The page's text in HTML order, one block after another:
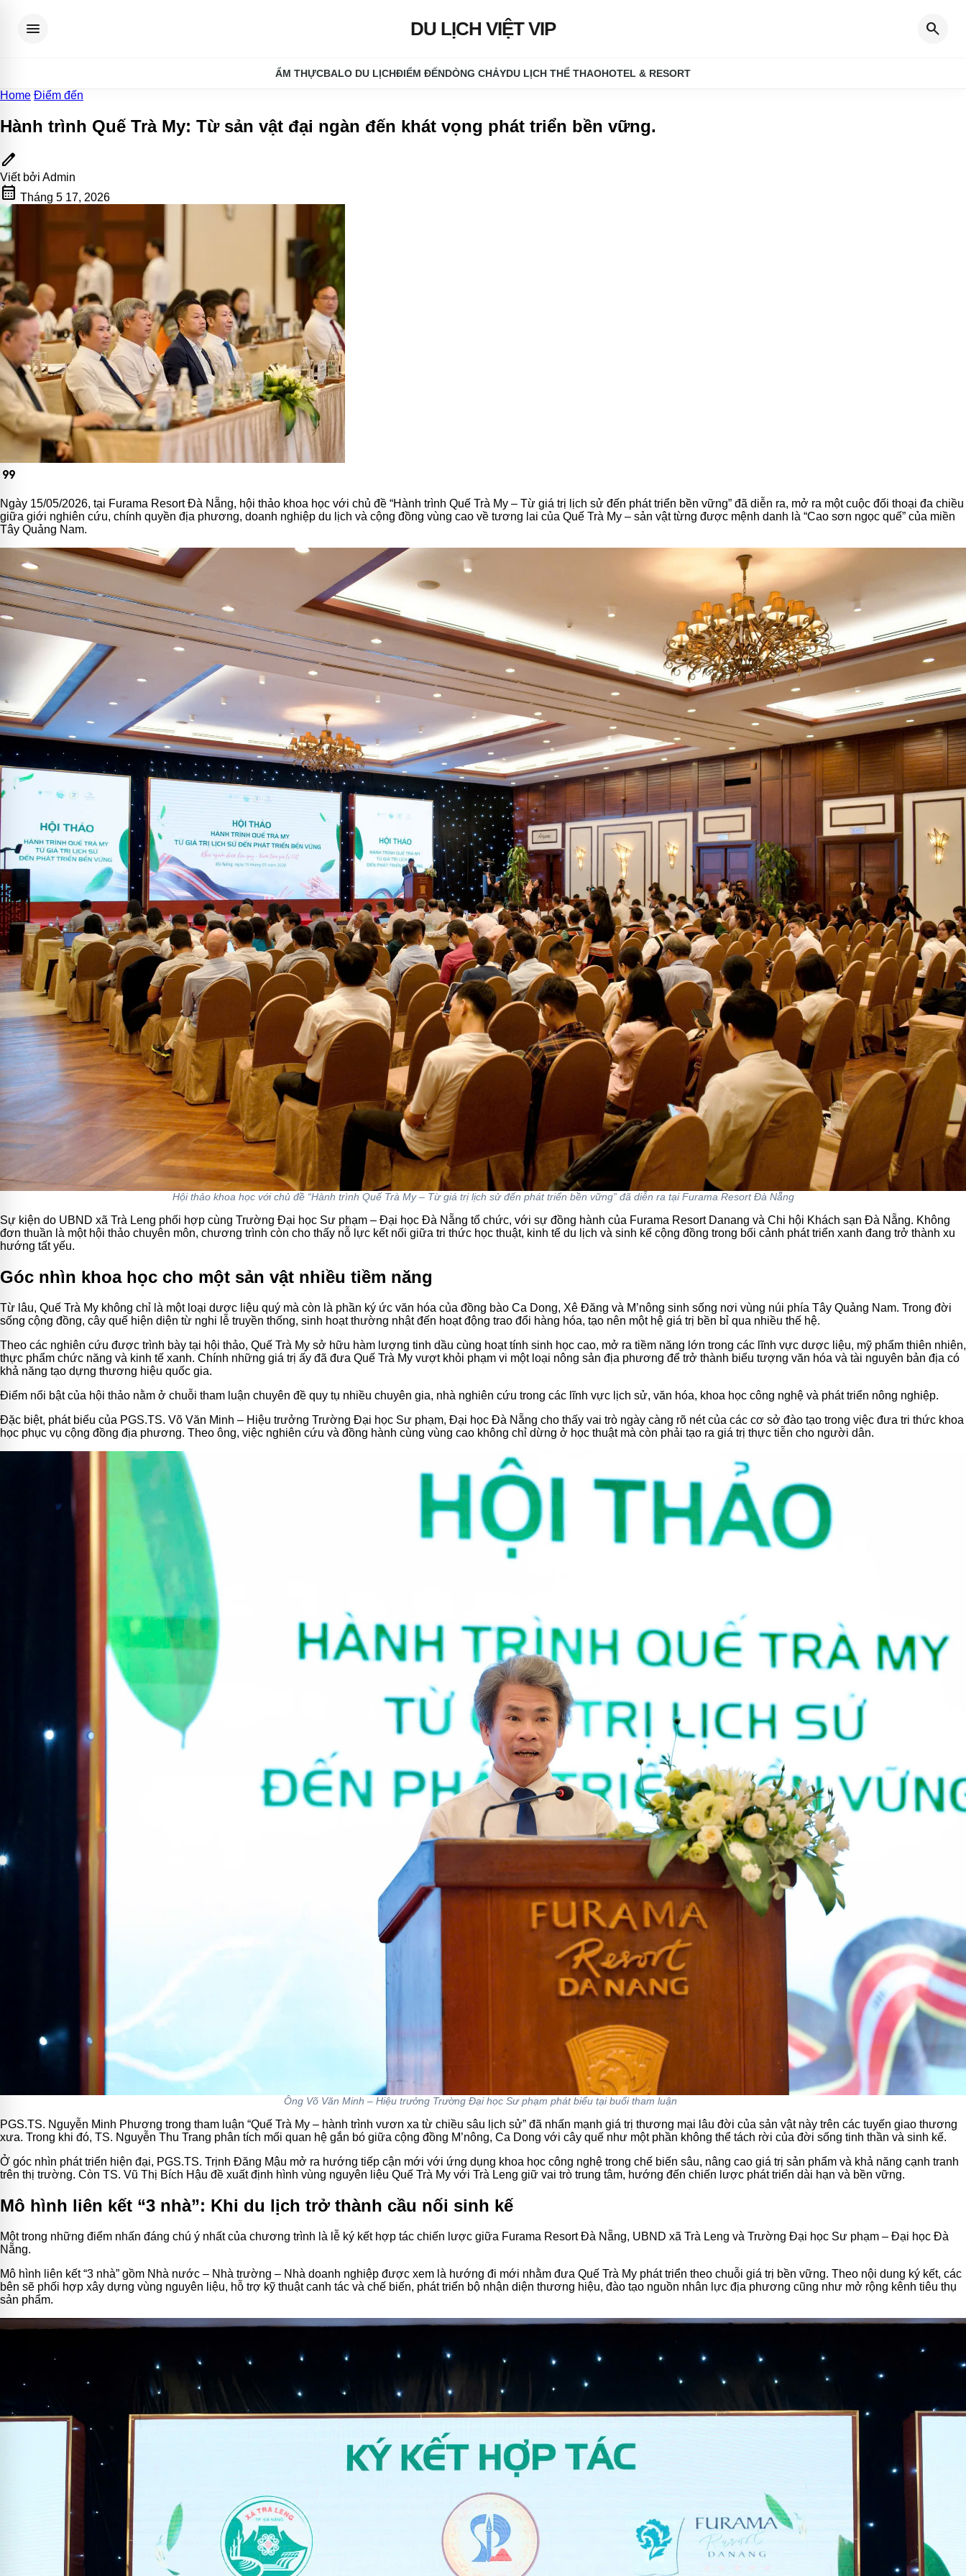
menu DU LỊCH VIỆT VIP search
ẨM THỰC BALO DU LỊCHĐIỂM ĐẾN DÒNG CHẢY DU LỊCH THỂ THAO HOTEL & RESORT
Home Điểm đến
Hành trình Quế Trà My: Từ sản vật đại ngàn đến khát vọng phát triển bền vững.
edit
Viết bởi Admin
calendar_month Tháng 5 17, 2026
format_quote
Ngày 15/05/2026, tại Furama Resort Đà Nẵng, hội thảo khoa học với chủ đề “Hành trình Quế Trà My – Từ giá trị lịch sử đến phát triển bền vững” đã diễn ra, mở ra một cuộc đối thoại đa chiều
giữa giới nghiên cứu, chính quyền địa phương, doanh nghiệp du lịch và cộng đồng vùng cao về tương lai của Quế Trà My – sản vật từng được mệnh danh là “Cao sơn ngọc quế” của miền
Tây Quảng Nam.
Hội thảo khoa học với chủ đề “Hành trình Quế Trà My – Từ giá trị lịch sử đến phát triển bền vững” đã diễn ra tại Furama Resort Đà Nẵng
Sự kiện do UBND xã Trà Leng phối hợp cùng Trường Đại học Sư phạm – Đại học Đà Nẵng tổ chức, với sự đồng hành của Furama Resort Danang và Chi hội Khách sạn Đà Nẵng. Không
đơn thuần là một hội thảo chuyên môn, chương trình còn cho thấy nỗ lực kết nối giữa tri thức học thuật, kinh tế du lịch và sinh kế cộng đồng trong bối cảnh phát triển xanh đang trở thành xu
hướng tất yếu.
Góc nhìn khoa học cho một sản vật nhiều tiềm năng
Từ lâu, Quế Trà My không chỉ là một loại dược liệu quý mà còn là phần ký ức văn hóa của đồng bào Ca Dong, Xê Đăng và M’nông sinh sống nơi vùng núi phía Tây Quảng Nam. Trong đời
sống cộng đồng, cây quế hiện diện từ nghi lễ truyền thống, sinh hoạt thường nhật đến hoạt động trao đổi hàng hóa, tạo nên một hệ giá trị bền bỉ qua nhiều thế hệ.
Theo các nghiên cứu được trình bày tại hội thảo, Quế Trà My sở hữu hàm lượng tinh dầu cùng hoạt tính sinh học cao, mở ra tiềm năng lớn trong các lĩnh vực dược liệu, mỹ phẩm thiên nhiên,
thực phẩm chức năng và kinh tế xanh. Chính những giá trị ấy đã đưa Quế Trà My vượt khỏi phạm vi một loại nông sản địa phương để trở thành biểu tượng văn hóa và tài nguyên bản địa có
khả năng tạo dựng thương hiệu quốc gia.
Điểm nổi bật của hội thảo nằm ở chuỗi tham luận chuyên đề quy tụ nhiều chuyên gia, nhà nghiên cứu trong các lĩnh vực lịch sử, văn hóa, khoa học công nghệ và phát triển nông nghiệp.
Đặc biệt, phát biểu của PGS.TS. Võ Văn Minh – Hiệu trưởng Trường Đại học Sư phạm, Đại học Đà Nẵng cho thấy vai trò ngày càng rõ nét của các cơ sở đào tạo trong việc đưa tri thức khoa
học phục vụ cộng đồng địa phương. Theo ông, việc nghiên cứu và đồng hành cùng vùng cao không chỉ dừng ở học thuật mà còn phải tạo ra giá trị thực tiễn cho người dân.
Ông Võ Văn Minh – Hiệu trưởng Trường Đại học Sư phạm phát biểu tại buổi tham luận
PGS.TS. Nguyễn Minh Phương trong tham luận “Quế Trà My – hành trình vươn xa từ chiều sâu lịch sử” đã nhấn mạnh giá trị thương mại lâu đời của sản vật này trên các tuyến giao thương
xưa. Trong khi đó, TS. Nguyễn Thu Trang phân tích mối quan hệ gắn bó giữa cộng đồng M’nông, Ca Dong với cây quế như một phần không thể tách rời của đời sống tinh thần và sinh kế.
Ở góc nhìn phát triển hiện đại, PGS.TS. Trịnh Đăng Mậu mở ra hướng tiếp cận mới với ứng dụng khoa học công nghệ trong chế biến sâu, nâng cao giá trị sản phẩm và khả năng cạnh tranh
trên thị trường. Còn TS. Vũ Thị Bích Hậu đề xuất định hình vùng nguyên liệu Quế Trà My với Trà Leng giữ vai trò trung tâm, hướng đến chiến lược phát triển dài hạn và bền vững.
Mô hình liên kết “3 nhà”: Khi du lịch trở thành cầu nối sinh kế
Một trong những điểm nhấn đáng chú ý nhất của chương trình là lễ ký kết hợp tác chiến lược giữa Furama Resort Đà Nẵng, UBND xã Trà Leng và Trường Đại học Sư phạm – Đại học Đà
Nẵng.
Mô hình liên kết “3 nhà” gồm Nhà nước – Nhà trường – Nhà doanh nghiệp được xem là hướng đi mới nhằm đưa Quế Trà My phát triển theo chuỗi giá trị bền vững. Theo nội dung ký kết, các
bên sẽ phối hợp xây dựng vùng nguyên liệu, hỗ trợ kỹ thuật canh tác và chế biến, phát triển bộ nhận diện thương hiệu, đào tạo nguồn nhân lực địa phương cũng như mở rộng kênh tiêu thụ
sản phẩm.